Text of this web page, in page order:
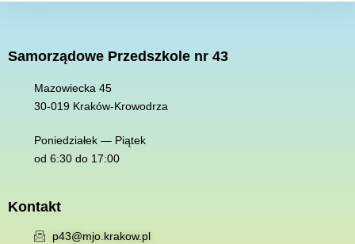
Samorządowe Przedszkole nr 43
Mazowiecka 45
30-019 Kraków-Krowodrza
Poniedziałek — Piątek
od 6:30 do 17:00
Kontakt
p43@mjo.krakow.pl